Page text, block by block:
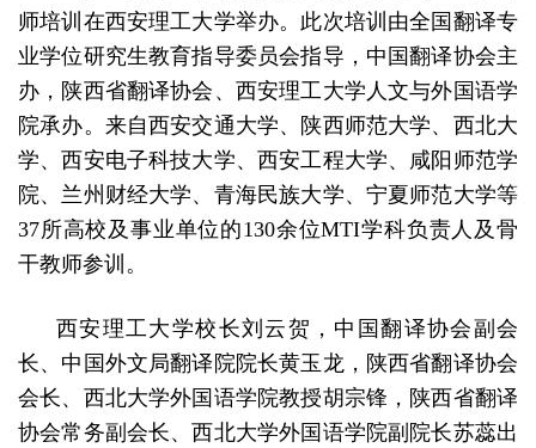
师培训在西安理工大学举办。此次培训由全国翻译专
业学位研究生教育指导委员会指导，中国翻译协会主
办，陕西省翻译协会、西安理工大学人文与外国语学
院承办。来自西安交通大学、陕西师范大学、西北大
学、西安电子科技大学、西安工程大学、咸阳师范学
院、兰州财经大学、青海民族大学、宁夏师范大学等
37所高校及事业单位的130余位MTI学科负责人及骨
干教师参训。
西安理工大学校长刘云贺，中国翻译协会副会
长、中国外文局翻译院院长黄玉龙，陕西省翻译协会
会长、西北大学外国语学院教授胡宗锋，陕西省翻译
协会常务副会长、西北大学外国语学院副院长苏蕊出